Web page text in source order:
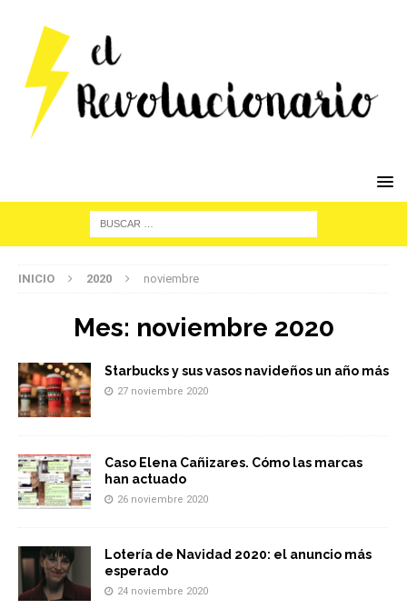
INICIO 2020 noviembre
Mes: noviembre 2020
Starbucks y sus vasos navideños un año más
27 noviembre 2020
Caso Elena Cañizares. Cómo las marcas
han actuado
26 noviembre 2020
Lotería de Navidad 2020: el anuncio más
esperado
24 noviembre 2020